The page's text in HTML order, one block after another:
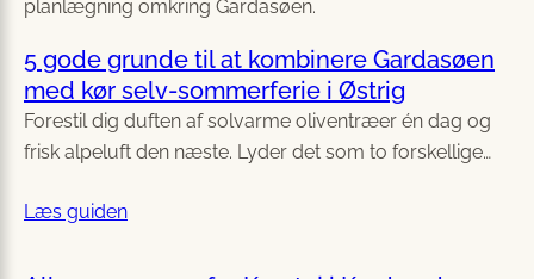
planlægning omkring Gardasøen.
5 gode grunde til at kombinere Gardasøen
med kør selv-sommerferie i Østrig
Forestil dig duften af solvarme oliventræer én dag og
frisk alpeluft den næste. Lyder det som to forskellige…
Læs guiden